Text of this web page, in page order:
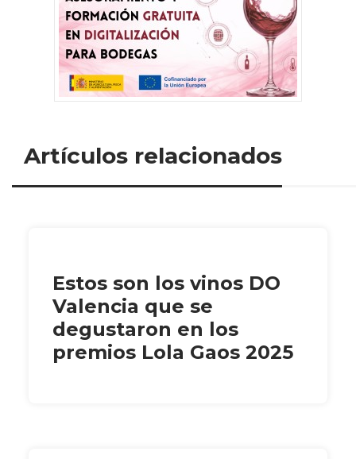
Artículos relacionados
Estos son los vinos DO
Valencia que se
degustaron en los
premios Lola Gaos 2025